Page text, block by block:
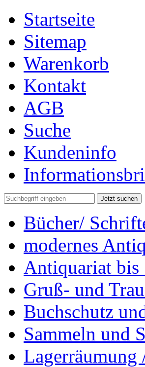
Startseite
Sitemap
Warenkorb
Kontakt
AGB
Suche
Kundeninfo
Jetzt suchen
Bücher/
modernes
Antiquariat bis
Gruß- und
Buchschutz
Sammeln und